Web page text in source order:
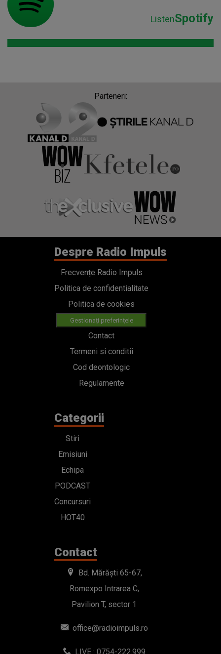
ListenSpotify
Parteneri:
Despre Radio Impuls
Frecvențe Radio Impuls
Politica de confidentialitate
Politica de cookies
Gestionați preferințele
Contact
Termeni si conditii
Cod deontologic
Regulamente
Categorii
Stiri
Emisiuni
Echipa
PODCAST
Concursuri
HOT40
Contact
Bd. Mărăști 65-67,
Romexpo Intrarea C,
Pavilion T, sector 1
office@radioimpuls.ro
LIVE : 0754-222.999